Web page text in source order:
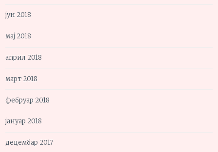
јун 2018
мај 2018
април 2018
март 2018
фебруар 2018
јануар 2018
децембар 2017